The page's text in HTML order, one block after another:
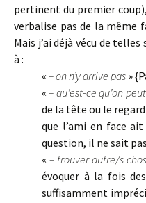
pertinent du premier
verbalise pas de la même
Mais j’ai déjà vécu de
à :
« – on n’y arrive pas »
«– qu’est-ce qu’on
de la tête ou le
que l’ami en face
question, il ne sait
« – trouver autre/s
évoquer à la fois
suffisamment